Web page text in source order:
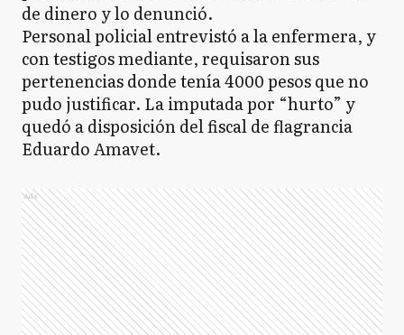
de dinero y lo denunció.
Personal policial entrevistó a la enfermera, y
con testigos mediante, requisaron sus
pertenencias donde tenía 4000 pesos que no
pudo justificar. La imputada por “hurto” y
quedó a disposición del fiscal de flagrancia
Eduardo Amavet.
Ads